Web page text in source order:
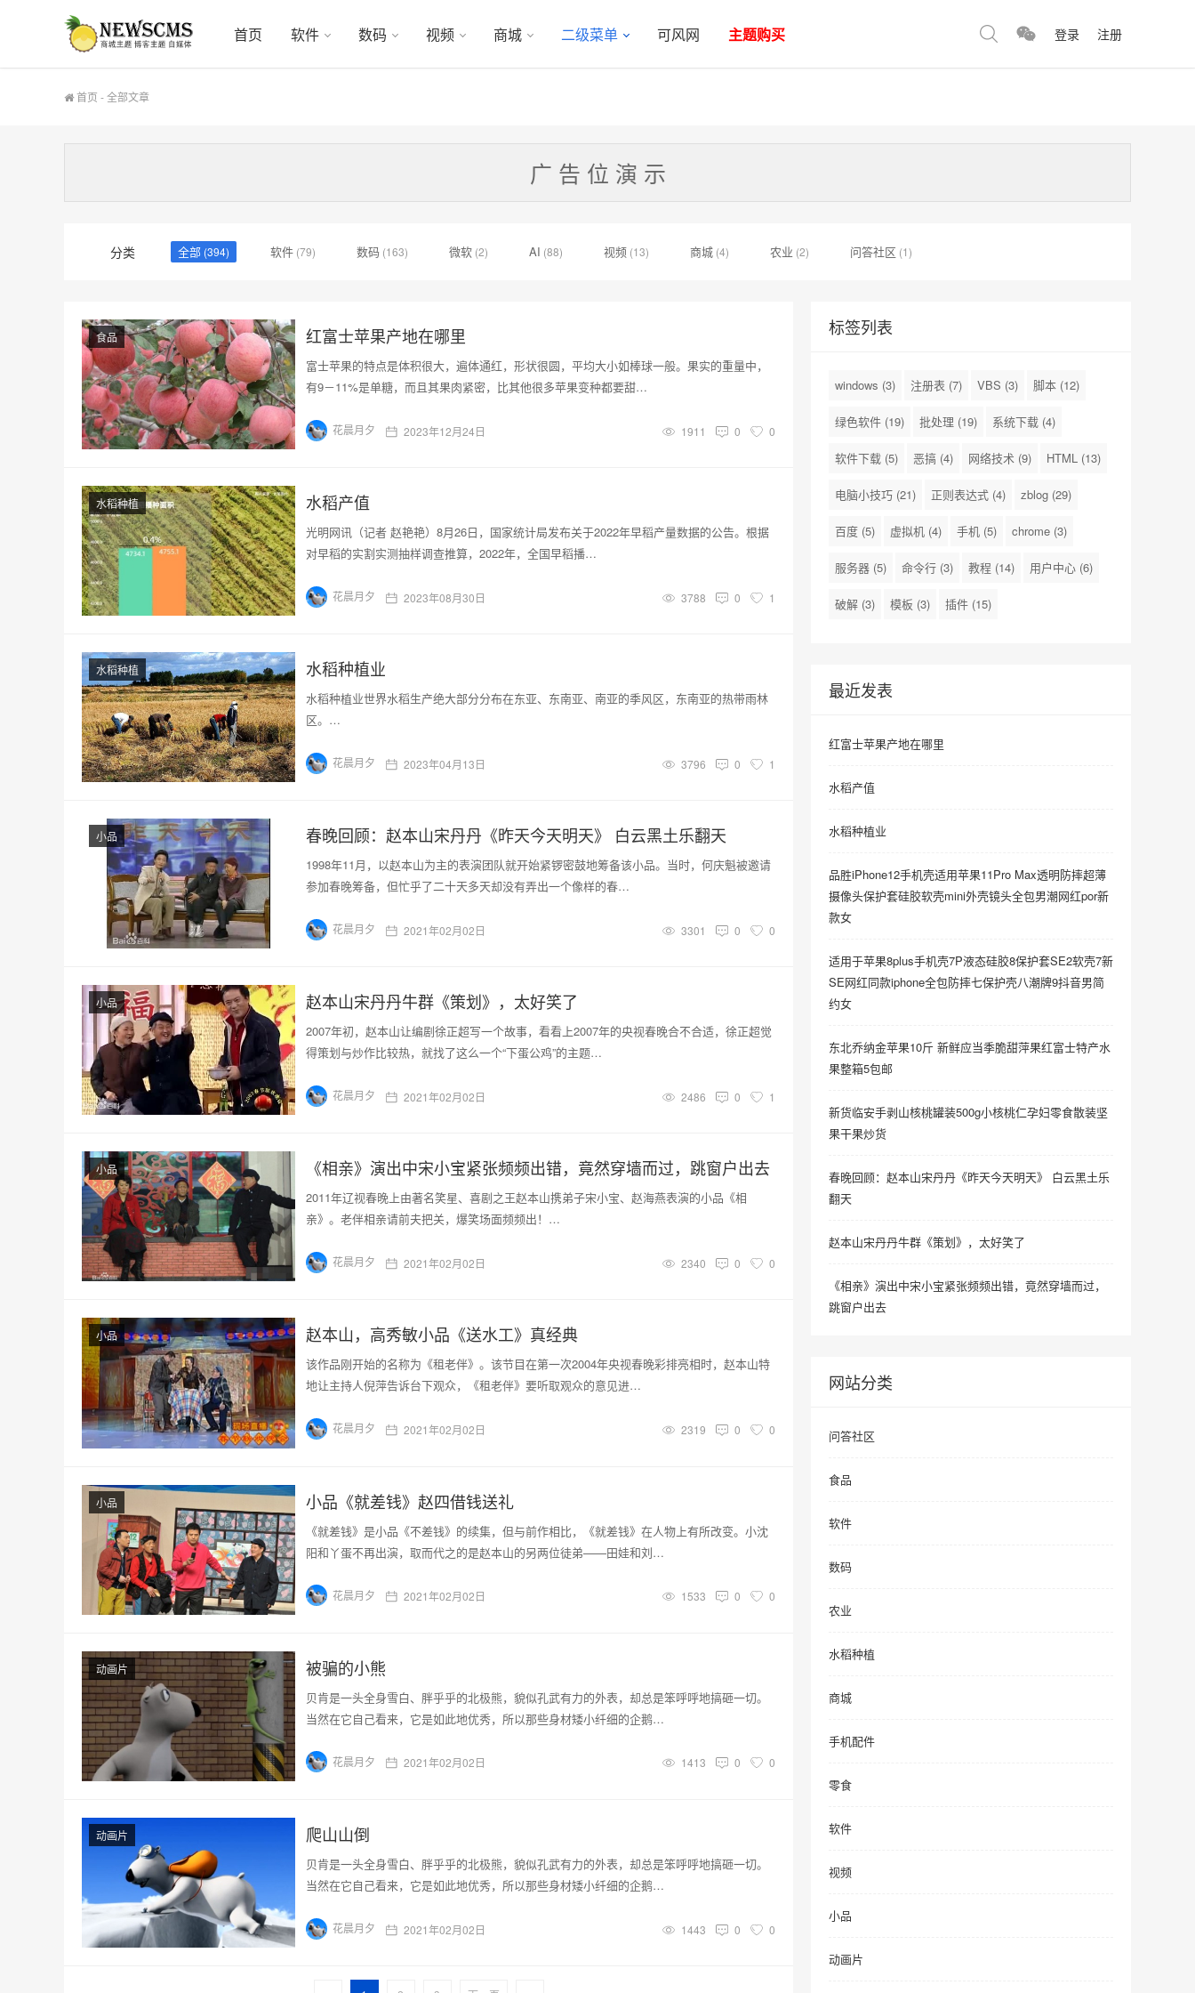
首页 软件 数码 视频 商城 二级菜单 可风网 主题购买 登录 注册
首页 - 全部文章
广 告 位 演 示
分类 全部 (394) 软件 (79) 数码 (163) 微软 (2) AI (88) 视频 (13) 商城 (4) 农业 (2) 问答社区 (1)
食品 红富士苹果产地在哪里
富士苹果的特点是体积很大，遍体通红，形状很圆，平均大小如棒球一般。果实的重量中，
有9－11%是单糖，而且其果肉紧密，比其他很多苹果变种都要甜…
花晨月夕 2023年12月24日 1911 0 0
水稻种植 水稻产值
光明网讯（记者 赵艳艳）8月26日，国家统计局发布关于2022年早稻产量数据的公告。根据
对早稻的实割实测抽样调查推算，2022年，全国早稻播…
花晨月夕 2023年08月30日 3788 0 1
水稻种植 水稻种植业
水稻种植业世界水稻生产绝大部分分布在东亚、东南亚、南亚的季风区，东南亚的热带雨林
区。…
花晨月夕 2023年04月13日 3796 0 1
小品 春晚回顾：赵本山宋丹丹《昨天今天明天》 白云黑土乐翻天
1998年11月，以赵本山为主的表演团队就开始紧锣密鼓地筹备该小品。当时，何庆魁被邀请
参加春晚筹备，但忙乎了二十天多天却没有弄出一个像样的春…
花晨月夕 2021年02月02日 3301 0 0
小品 赵本山宋丹丹牛群《策划》，太好笑了
2007年初，赵本山让编剧徐正超写一个故事，看看上2007年的央视春晚合不合适，徐正超觉
得策划与炒作比较热，就找了这么一个“下蛋公鸡”的主题…
花晨月夕 2021年02月02日 2486 0 1
小品 《相亲》演出中宋小宝紧张频频出错，竟然穿墙而过，跳窗户出去
2011年辽视春晚上由著名笑星、喜剧之王赵本山携弟子宋小宝、赵海燕表演的小品《相
亲》。老伴相亲请前夫把关，爆笑场面频频出！…
花晨月夕 2021年02月02日 2340 0 0
小品 赵本山，高秀敏小品《送水工》真经典
该作品刚开始的名称为《租老伴》。该节目在第一次2004年央视春晚彩排亮相时，赵本山特
地让主持人倪萍告诉台下观众，《租老伴》要听取观众的意见进…
花晨月夕 2021年02月02日 2319 0 0
小品 小品《就差钱》赵四借钱送礼
《就差钱》是小品《不差钱》的续集，但与前作相比，《就差钱》在人物上有所改变。小沈
阳和丫蛋不再出演，取而代之的是赵本山的另两位徒弟——田娃和刘…
花晨月夕 2021年02月02日 1533 0 0
动画片 被骗的小熊
贝肯是一头全身雪白、胖乎乎的北极熊，貌似孔武有力的外表，却总是笨呼呼地搞砸一切。
当然在它自己看来，它是如此地优秀，所以那些身材矮小纤细的企鹅…
花晨月夕 2021年02月02日 1413 0 0
动画片 爬山山倒
贝肯是一头全身雪白、胖乎乎的北极熊，貌似孔武有力的外表，却总是笨呼呼地搞砸一切。
当然在它自己看来，它是如此地优秀，所以那些身材矮小纤细的企鹅…
花晨月夕 2021年02月02日 1443 0 0
标签列表
windows (3) 注册表 (7) VBS (3) 脚本 (12)
绿色软件 (19) 批处理 (19) 系统下载 (4)
软件下载 (5) 恶搞 (4) 网络技术 (9) HTML (13)
电脑小技巧 (21) 正则表达式 (4) zblog (29)
百度 (5) 虚拟机 (4) 手机 (5) chrome (3)
服务器 (5) 命令行 (3) 教程 (14) 用户中心 (6)
破解 (3) 模板 (3) 插件 (15)
最近发表
红富士苹果产地在哪里
水稻产值
水稻种植业
品胜iPhone12手机壳适用苹果11Pro Max透明防摔超薄
摄像头保护套硅胶软壳mini外壳镜头全包男潮网红por新
款女
适用于苹果8plus手机壳7P液态硅胶8保护套SE2软壳7新
SE网红同款iphone全包防摔七保护壳八潮牌9抖音男简
约女
东北乔纳金苹果10斤 新鲜应当季脆甜萍果红富士特产水
果整箱5包邮
新货临安手剥山核桃罐装500g小核桃仁孕妇零食散装坚
果干果炒货
春晚回顾：赵本山宋丹丹《昨天今天明天》 白云黑土乐
翻天
赵本山宋丹丹牛群《策划》，太好笑了
《相亲》演出中宋小宝紧张频频出错，竟然穿墙而过，
跳窗户出去
网站分类
问答社区
食品
软件
数码
农业
水稻种植
商城
手机配件
零食
软件
视频
小品
动画片